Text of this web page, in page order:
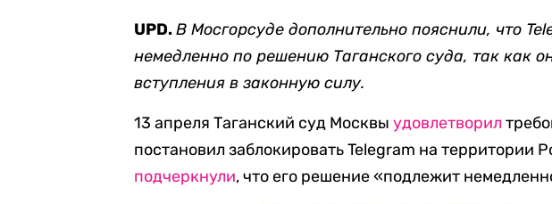
UPD.В Мосгорсуде дополнительно пояснили, что
немедленно по решению Таганского суда, так как
вступления в законную силу.
13 апреля Таганский суд Москвы удовлетворил
постановил заблокировать Telegram на территории
подчеркнули, что его решение «подлежит